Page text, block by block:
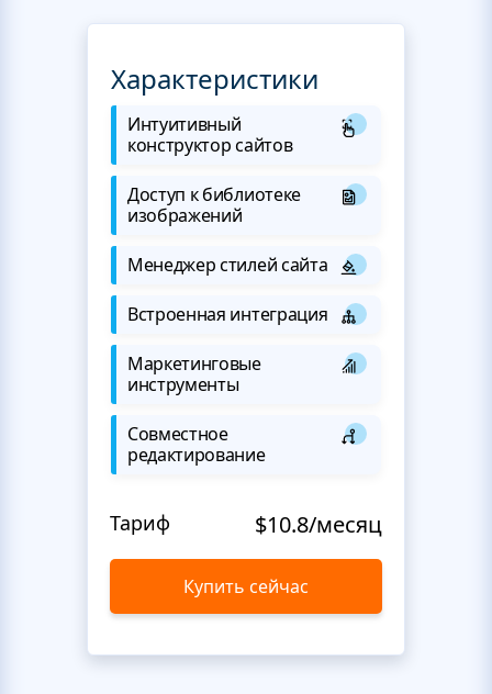
Характеристики
Интуитивный
конструктор сайтов
Доступ к библиотеке
изображений
Менеджер стилей сайта
Встроенная интеграция
Маркетинговые
инструменты
Совместное
редактирование
Тариф $10.8/месяц
Купить сейчас